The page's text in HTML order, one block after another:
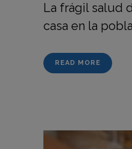
La frágil salud
casa en la
READ MORE